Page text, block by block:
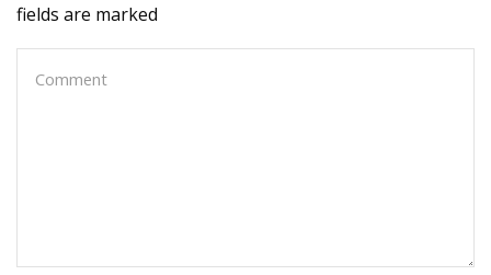
fields are marked